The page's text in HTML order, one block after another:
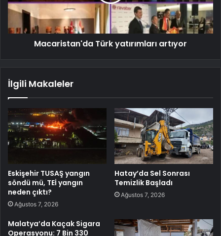
Macaristan'da Türk yatırımları artıyor
İlgili Makaleler
Eskişehir TUSAŞ yangın
söndü mü, TEİ yangın
neden çıktı?
Ağustos 7, 2026
Hatay’da Sel Sonrası
Temizlik Başladı
Ağustos 7, 2026
Malatya’da Kaçak Sigara
Operasyonu: 7 Bin 330